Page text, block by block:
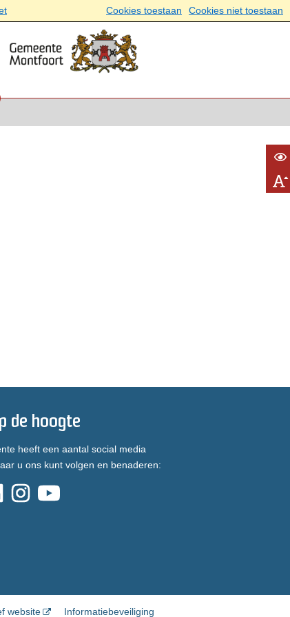
Cookies toestaan Cookies niet toestaan
de hoogte
heeft een aantal social media
u ons kunt volgen en benaderen:
website Informatiebeveiliging